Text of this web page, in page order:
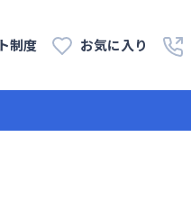
制度 お気に入り